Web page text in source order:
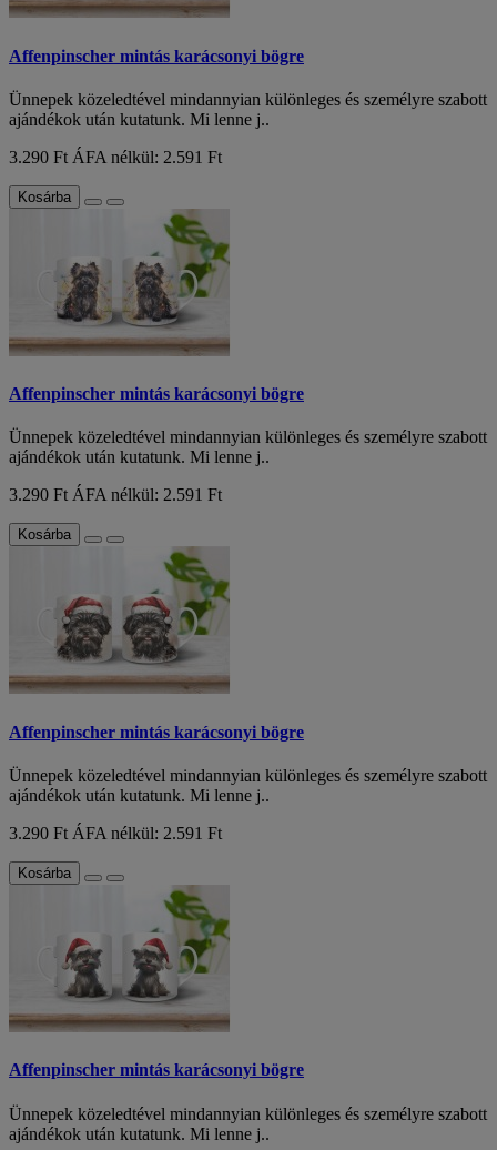
Affenpinscher mintás karácsonyi bögre
Ünnepek közeledtével mindannyian különleges és személyre szabott
ajándékok után kutatunk. Mi lenne j..
3.290 Ft ÁFA nélkül: 2.591 Ft
Kosárba
Affenpinscher mintás karácsonyi bögre
Ünnepek közeledtével mindannyian különleges és személyre szabott
ajándékok után kutatunk. Mi lenne j..
3.290 FtÁFA nélkül: 2.591 Ft
Kosárba
Affenpinscher mintás karácsonyi bögre
Ünnepek közeledtével mindannyian különleges és személyre szabott
ajándékok után kutatunk. Mi lenne j..
3.290 Ft ÁFA nélkül: 2.591 Ft
Kosárba
Affenpinscher mintás karácsonyi bögre
Ünnepek közeledtével mindannyian különleges és személyre szabott
ajándékok után kutatunk. Mi lenne j..